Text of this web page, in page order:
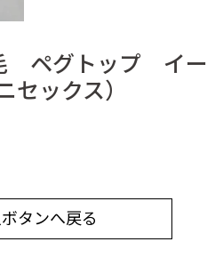
ペグトップ イー
ックス）
タンへ戻る